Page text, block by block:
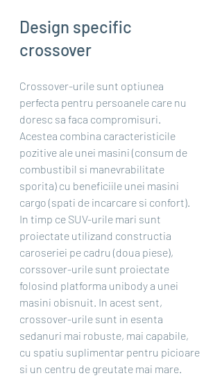
Design specific
crossover
Crossover-urile sunt optiunea
perfecta pentru persoanele care nu
doresc sa faca compromisuri.
Acestea combina caracteristicile
pozitive ale unei masini (consum de
combustibil si manevrabilitate
sporita) cu beneficiile unei masini
cargo (spati de incarcare si confort).
In timp ce SUV-urile mari sunt
proiectate utilizand constructia
caroseriei pe cadru (doua piese),
corssover-urile sunt proiectate
folosind platforma unibody a unei
masini obisnuit. In acest sent,
crossover-urile sunt in esenta
sedanuri mai robuste, mai capabile,
cu spatiu suplimentar pentru picioare
si un centru de greutate mai mare.